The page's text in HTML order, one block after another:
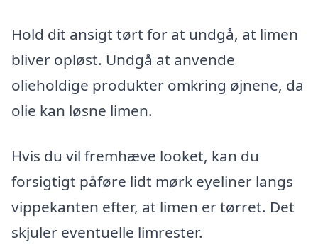
Hold dit ansigt tørt for at undgå, at limen
bliver opløst. Undgå at anvende
olieholdige produkter omkring øjnene, da
olie kan løsne limen.
Hvis du vil fremhæve looket, kan du
forsigtigt påføre lidt mørk eyeliner langs
vippekanten efter, at limen er tørret. Det
skjuler eventuelle limrester.